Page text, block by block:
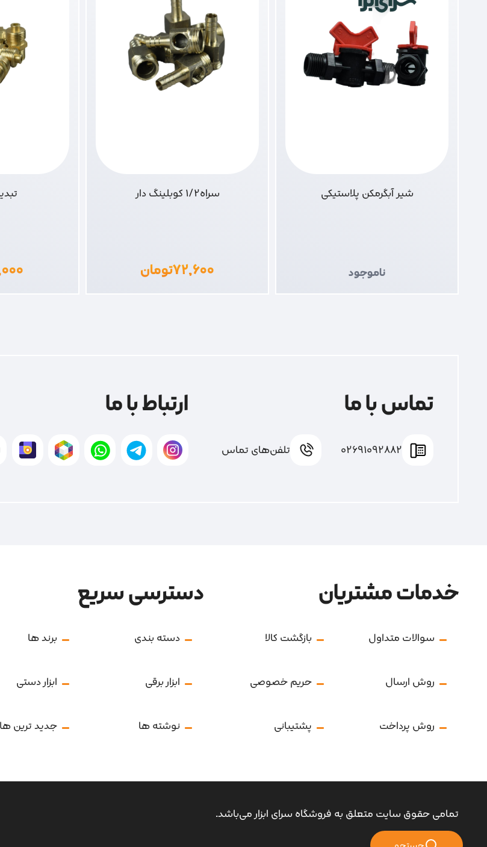
شیر آبگرمکن پلاستیکی
ناموجود
سراه1/2 کوبلینگ دار
۷۲,۶۰۰تومان
تماس با ما
02691092882 تلفن‌های تماس
ارتباط با ما
خدمات مشتریان
سوالات متداول بازگشت کالا
روش ارسال حریم خصوصی
روش پرداخت پشتیبانی
دسترسی سریع
دسته بندی برند ها
ابزار برقی ابزار دستی
نوشته ها جدید ترین ها
تمامی حقوق سایت متعلق به فروشگاه سرای ابزار می‌باشد.